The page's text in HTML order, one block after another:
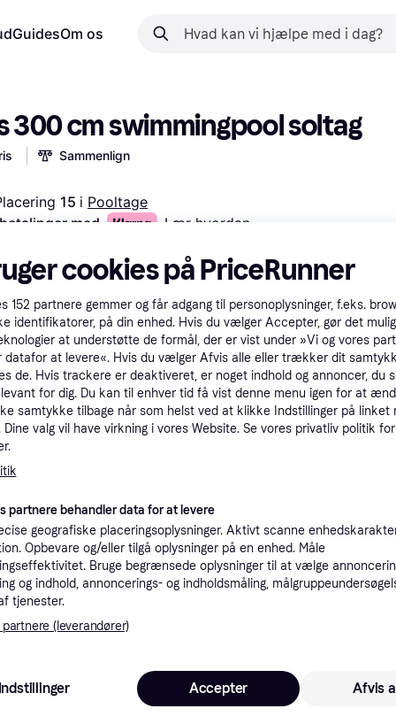
GuidesOm os
300 cm swimmingpool soltag
Sammenlign
15 i Pooltage
med
Lær hvordan
Bestillingsvare
cookies på PriceRunner
152 partnere gemmer og får adgang til personoplysninger, f.eks.
identifikatorer, på din enhed. Hvis du vælger Accepter, gør det
at understøtte de formål, der er vist under »Vi og vores
datafor at levere«. Hvis du vælger Afvis alle eller trækker dit
de. Hvis trackere er deaktiveret, er noget indhold og annoncer, du
for dig. Du kan til enhver tid få vist denne menu igen for at
samtykke tilbage når som helst ved at klikke Indstillinger på linket
Dine valg vil have virkning i vores Website. Se vores privatliv politik
partnere behandler data for at levere
geografiske placeringsoplysninger. Aktivt scanne
Opbevare og/eller tilgå oplysninger på en enhed. Måle
Bruge begrænsede oplysninger til at vælge
og indhold, annoncerings- og indholdsmåling,
tjenester.
(leverandører)
Afvis
Accepter